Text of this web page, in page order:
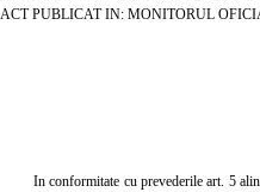
ACT PUBLICAT IN: MONITORUL
In conformitate cu prevederile art. 5 alin